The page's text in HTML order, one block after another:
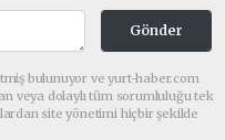
Gönder
bulunuyor ve yurt-haber.com
veya dolaylı tüm sorumluluğu tek
site yönetimi hiçbir şekilde